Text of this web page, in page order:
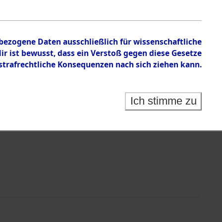
Daten ausschließlich für wissenschaftliche
bewusst, dass ein Verstoß gegen diese Gesetze
Konsequenzen nach sich ziehen kann.
Ich stimme zu